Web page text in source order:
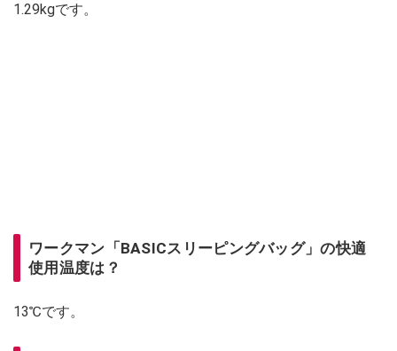
1.29kgです。
ワークマン「BASICスリーピングバッグ」の快適
使用温度は？
13℃です。